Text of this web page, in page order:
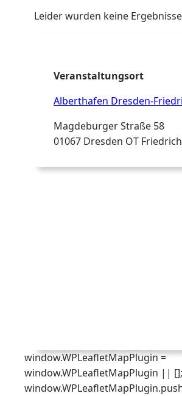
Leider wurden keine
Veranstaltungsort
Alberthafen Dresden-
Magdeburger Straße 58
01067 Dresden OT
window.WPLeafletMapPlugin =
window.WPLeafletMapPlugin || [];